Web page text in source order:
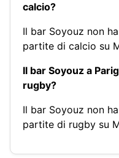
calcio?
Il bar Soyouz non
partite di calcio su
Il bar Soyouz a
rugby?
Il bar Soyouz non
partite di rugby su